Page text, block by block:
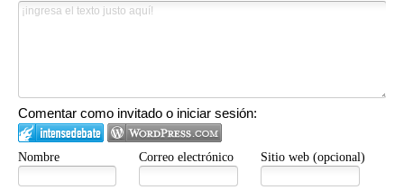
Comentar como invitado o iniciar sesión:
Nombre Correo electrónico Sitio web (opcional)